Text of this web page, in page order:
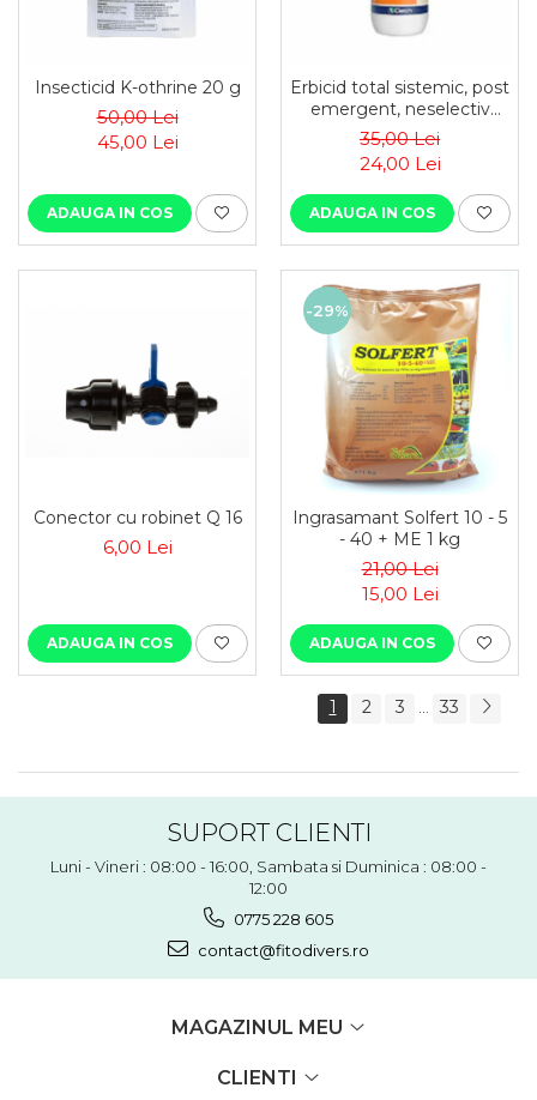
Insecticid K-othrine 20 g
50,00 Lei
45,00 Lei
ADAUGA IN COS
Erbicid total sistemic, post
emergent, neselectiv
(buruieni
monocotiledonate si
dicotiledonate, anuale si
perene), Agrosar360 SL,
35,00 Lei
24,00 Lei
ADAUGA IN COS
Conector cu robinet Q 16
6,00 Lei
ADAUGA IN COS
-29%
Ingrasamant Solfert 10 - 5
- 40 + ME 1 kg
21,00 Lei
15,00 Lei
ADAUGA IN COS
1 2 3 33
SUPORT CLIENTI
Luni - Vineri : 08:00 - 16:00, Sambata si Duminica : 08:00 -
12:00
0775 228 605
contact@fitodivers.ro
MAGAZINUL MEU
CLIENTI